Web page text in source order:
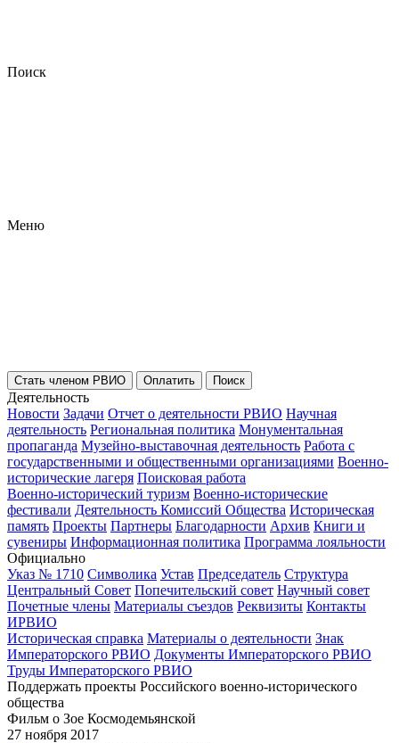
Поиск
Меню
Стать членом РВИО Оплатить Поиск
Деятельность
Новости Задачи Отчет о деятельности РВИО Научная
деятельность Региональная политика Монументальная
пропаганда Музейно-выставочная деятельность Работа с
государственными и общественными организациями Военно-
исторические лагеря Поисковая работа
Военно-исторический туризм Военно-исторические
фестивали Деятельность Комиссий Общества Историческая
память Проекты Партнеры Благодарности Архив Книги и
сувениры Информационная политика Программа лояльности
Официально
Указ № 1710 Символика Устав Председатель Структура
Центральный Совет Попечительский совет Научный совет
Почетные члены Материалы съездов Реквизиты Контакты
ИРВИО
Историческая справка Материалы о деятельности Знак
Императорского РВИО Документы Императорского РВИО
Труды Императорского РВИО
Поддержать проекты Российского военно-исторического
общества
Фильм о Зое Космодемьянской
27 ноября 2017